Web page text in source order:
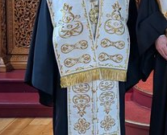
π.
μας
Ευαγγέλιο, ο
τρεις
της πνευματικής
του νου και της